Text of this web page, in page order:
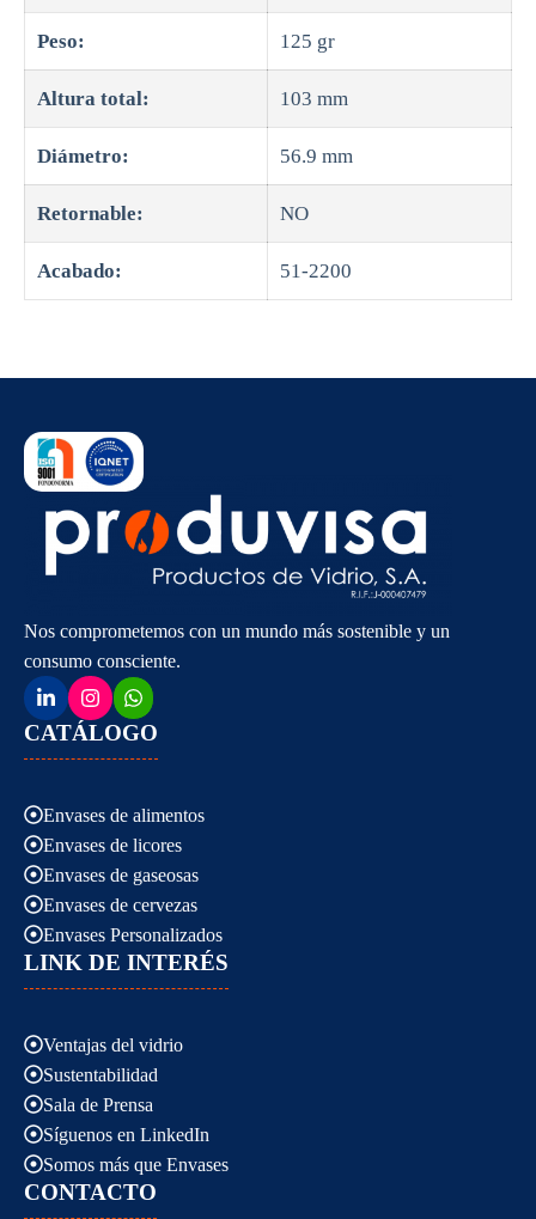
Peso: 125 gr
Altura total: 103 mm
Diámetro: 56.9 mm
Retornable: NO
Acabado: 51-2200
Nos comprometemos con un mundo más sostenible y un
consumo consciente.
CATÁLOGO
Envases de alimentos
Envases de licores
Envases de gaseosas
Envases de cervezas
Envases Personalizados
LINK DE INTERÉS
Ventajas del vidrio
Sustentabilidad
Sala de Prensa
Síguenos en LinkedIn
Somos más que Envases
CONTACTO